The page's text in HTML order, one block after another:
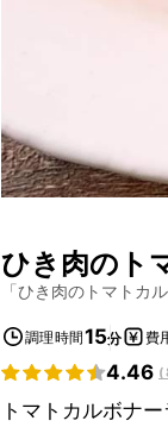
ひき肉のト
「ひき肉のトマトカ
調理時間15分 費
4.46 (
トマトカルボナ